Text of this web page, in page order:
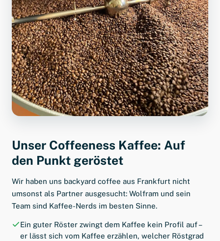
Unser Coffeeness Kaffee: Auf
den Punkt geröstet
Wir haben uns backyard coffee aus Frankfurt nicht
umsonst als Partner ausgesucht: Wolfram und sein
Team sind Kaffee-Nerds im besten Sinne.
Ein guter Röster zwingt dem Kaffee kein Profil auf –
er lässt sich vom Kaffee erzählen, welcher Röstgrad